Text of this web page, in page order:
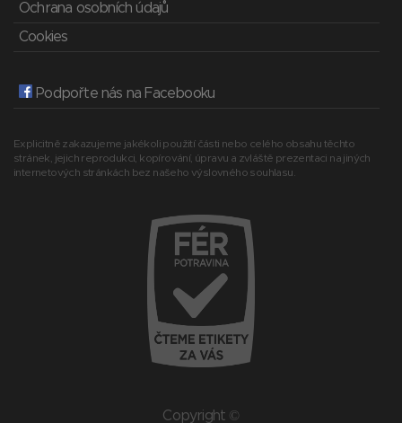
Ochrana osobních údajů
Cookies
Podpořte nás na Facebooku
Explicitně zakazujeme jakékoli použití části nebo celého obsahu těchto
stránek, jejich reprodukci, kopírování, úpravu a zvláště prezentaci na jiných
internetových stránkách bez našeho výslovného souhlasu.
Copyright ©